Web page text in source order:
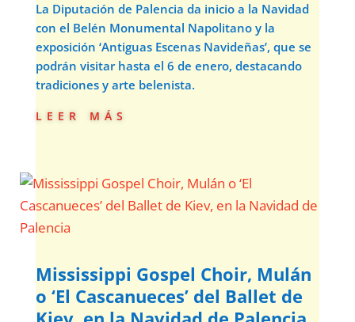
La Diputación de Palencia da inicio a la Navidad
con el Belén Monumental Napolitano y la
exposición ‘Antiguas Escenas Navideñas’, que se
podrán visitar hasta el 6 de enero, destacando
tradiciones y arte belenista.
leer más
Mississippi Gospel Choir, Mulán
o ‘El Cascanueces’ del Ballet de